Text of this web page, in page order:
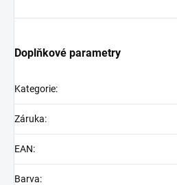
Doplňkové parametry
Kategorie:
Záruka:
EAN:
Barva: